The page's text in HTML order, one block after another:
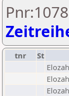
tnr St